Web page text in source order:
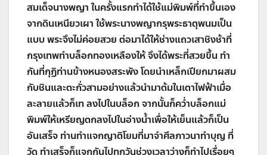
สมเด็จนางพญา ในครั้งแรกทำได้ใช้แม่พิมพ์ที่ทำขึ้นเอง
จากดินเหนียวเผา ใช้พระนางพญากรุพระธาตุพนมเป็น
แบบ พระจึงไม่ค่อยสวย ต่อมาได้ให้ช่างแถวเสาชิงช้าที่
กรุงเทพทำบล็อกทองเหลืองให้ จึงได้พระที่สวยขึ้น ทำ
กันที่กุฏิท่านข้างหนองสระพัง โดยนำเหล็กเปียกมาผสม
กับชินและตะกั่วสามอย่างแล้วนำมาต้มในเตาไฟฟ้าเมื่อ
ละลายแล้วก็เท ลงไปในบล็อก จากนั้นก็คว่ำบล็อกแม่
พิมพ์ให้เหรียญตกลงไปในอ่างน้ำเพื่อให้เย็นแล้วก็เป็น
อันเสร็จ ท่านทำแจกญาติโยมที่มาจำศีลภาวนาทำบุญ ที่
วัด ทำเสร็จก็แจกกันไปทุกวันช่วงเวลาว่างก็ทำไปเรื่อยๆ